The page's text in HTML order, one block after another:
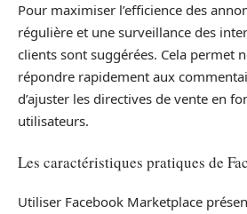
Pour maximiser l’efficience des
régulière et une surveillance des
clients sont suggérées. Cela permet
répondre rapidement aux
d’ajuster les directives de vente en
utilisateurs.
Les caractéristiques pratiques de
Utiliser Facebook Marketplace